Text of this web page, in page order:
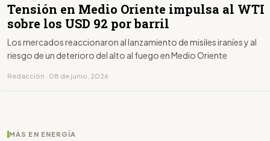
Tensión en Medio Oriente impulsa al WTI
sobre los USD 92 por barril
Los mercados reaccionaron al lanzamiento de misiles iraníes y al
riesgo de un deterioro del alto al fuego en Medio Oriente
Redacción · 08 de junio, 2026
MÁS EN ENERGÍA